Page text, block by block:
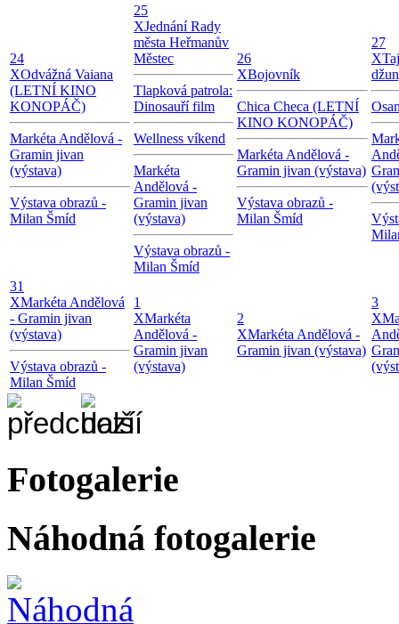
24
XOdvážná Vaiana
(LETNÍ KINO
KONOPÁČ)
Markéta Andělová -
Gramin jivan
(výstava)
Výstava obrazů -
Milan Šmíd
25
XJednání Rady
města Heřmanův
Městec
Tlapková patrola:
Dinosauří film
Wellness víkend
Markéta
Andělová -
Gramin jivan
(výstava)
Výstava obrazů -
Milan Šmíd
26
XBojovník
Chica Checa (LETNÍ
KINO KONOPÁČ)
Markéta Andělová -
Gramin jivan (výstava)
Výstava obrazů -
Milan Šmíd
27
X
31
XMarkéta Andělová
- Gramin jivan
(výstava)
Výstava obrazů -
Milan Šmíd
1
XMarkéta
Andělová -
Gramin jivan
(výstava)
2
XMarkéta Andělová -
Gramin jivan (výstava)
3
X
Fotogalerie
Náhodná fotogalerie